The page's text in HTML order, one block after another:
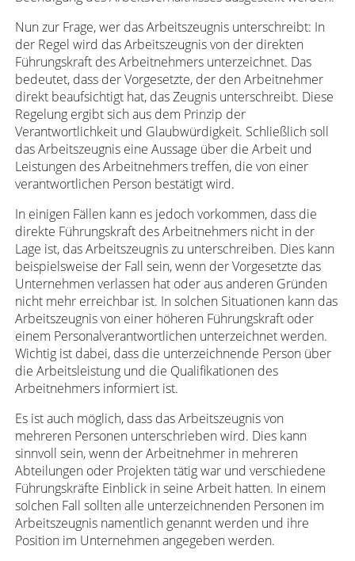
Nun zur Frage, wer das Arbeitszeugnis unterschreibt: In
der Regel wird das Arbeitszeugnis von der direkten
Führungskraft des Arbeitnehmers unterzeichnet. Das
bedeutet, dass der Vorgesetzte, der den Arbeitnehmer
direkt beaufsichtigt hat, das Zeugnis unterschreibt. Diese
Regelung ergibt sich aus dem Prinzip der
Verantwortlichkeit und Glaubwürdigkeit. Schließlich soll
das Arbeitszeugnis eine Aussage über die Arbeit und
Leistungen des Arbeitnehmers treffen, die von einer
verantwortlichen Person bestätigt wird.
In einigen Fällen kann es jedoch vorkommen, dass die
direkte Führungskraft des Arbeitnehmers nicht in der
Lage ist, das Arbeitszeugnis zu unterschreiben. Dies kann
beispielsweise der Fall sein, wenn der Vorgesetzte das
Unternehmen verlassen hat oder aus anderen Gründen
nicht mehr erreichbar ist. In solchen Situationen kann das
Arbeitszeugnis von einer höheren Führungskraft oder
einem Personalverantwortlichen unterzeichnet werden.
Wichtig ist dabei, dass die unterzeichnende Person über
die Arbeitsleistung und die Qualifikationen des
Arbeitnehmers informiert ist.
Es ist auch möglich, dass das Arbeitszeugnis von
mehreren Personen unterschrieben wird. Dies kann
sinnvoll sein, wenn der Arbeitnehmer in mehreren
Abteilungen oder Projekten tätig war und verschiedene
Führungskräfte Einblick in seine Arbeit hatten. In einem
solchen Fall sollten alle unterzeichnenden Personen im
Arbeitszeugnis namentlich genannt werden und ihre
Position im Unternehmen angegeben werden.